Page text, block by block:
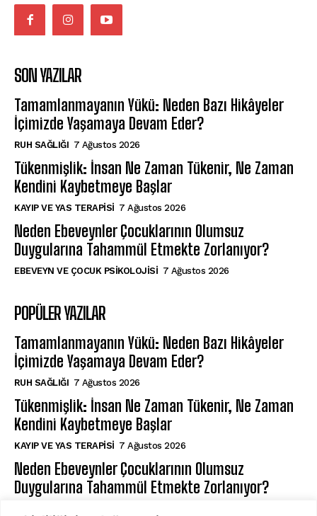
SON YAZILAR
Tamamlanmayanın Yükü: Neden Bazı Hikâyeler
İçimizde Yaşamaya Devam Eder?
⁠RUH SAĞLIĞI 7 Ağustos 2026
Tükenmişlik: İnsan Ne Zaman Tükenir, Ne Zaman
Kendini Kaybetmeye Başlar
KAYIP VE YAS TERAPISI 7 Ağustos 2026
Neden Ebeveynler Çocuklarının Olumsuz
Duygularına Tahammül Etmekte Zorlanıyor?
EBEVEYN VE ÇOCUK PSIKOLOJISI 7 Ağustos 2026
POPÜLER YAZILAR
Tamamlanmayanın Yükü: Neden Bazı Hikâyeler
İçimizde Yaşamaya Devam Eder?
⁠RUH SAĞLIĞI 7 Ağustos 2026
Tükenmişlik: İnsan Ne Zaman Tükenir, Ne Zaman
Kendini Kaybetmeye Başlar
KAYIP VE YAS TERAPISI 7 Ağustos 2026
Neden Ebeveynler Çocuklarının Olumsuz
Duygularına Tahammül Etmekte Zorlanıyor?